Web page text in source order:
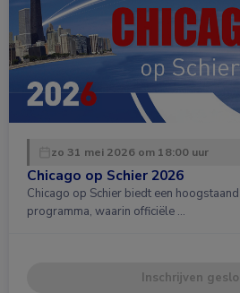
zo 31 mei 2026 om 18:00 uur
Chicago op Schier 2026
Chicago op Schier biedt een
programma, waarin officiële …
Inschrijven